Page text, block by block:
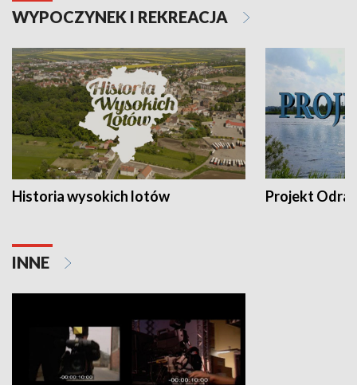
WYPOCZYNEK I REKREACJA
Historia wysokich lotów Projekt Odra
INNE